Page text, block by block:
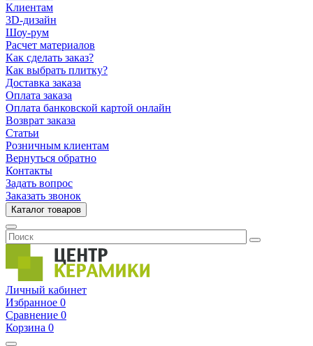
Клиентам
3D-дизайн
Шоу-рум
Расчет материалов
Как сделать заказ?
Как выбрать плитку?
Доставка заказа
Оплата заказа
Оплата банковской картой онлайн
Возврат заказа
Статьи
Розничным клиентам
Вернуться обратно
Контакты
Задать вопрос
Заказать звонок
Каталог товаров
Личный кабинет
Избранное 0
Сравнение 0
Корзина 0